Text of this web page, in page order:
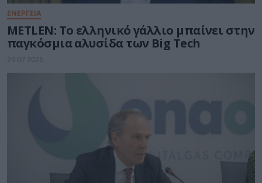
ΕΝΕΡΓΕΙΑ
METLEN: Το ελληνικό γάλλιο μπαίνει στην
παγκόσμια αλυσίδα των Big Tech
29.07.2026